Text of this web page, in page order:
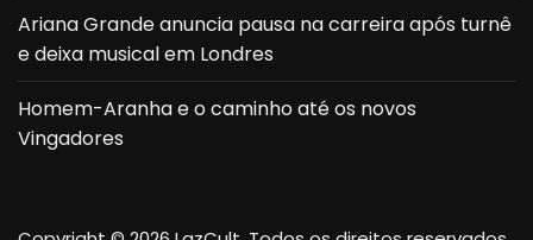
Ariana Grande anuncia pausa na carreira após turnê
e deixa musical em Londres
Homem-Aranha e o caminho até os novos
Vingadores